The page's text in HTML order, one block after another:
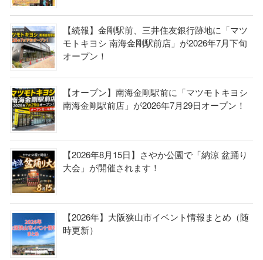
【続報】金剛駅前、三井住友銀行跡地に「マツ
モトキヨシ 南海金剛駅前店」が2026年7月下旬
オープン！
【オープン】南海金剛駅前に「マツモトキヨシ
南海金剛駅前店」が2026年7月29日オープン！
【2026年8月15日】さやか公園で「納涼 盆踊り
大会」が開催されます！
【2026年】大阪狭山市イベント情報まとめ（随
時更新）